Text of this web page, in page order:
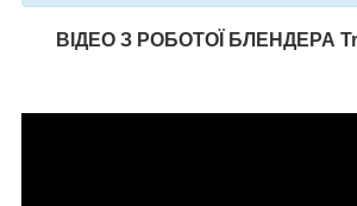
ВІДЕО З РОБОТОЇ БЛЕНДЕРА